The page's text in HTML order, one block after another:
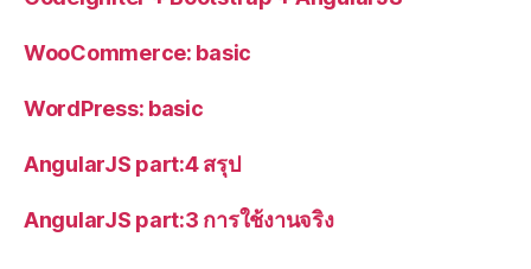
WooCommerce: basic
WordPress: basic
AngularJS part:4 สรุป
AngularJS part:3 การใช้งานจริง